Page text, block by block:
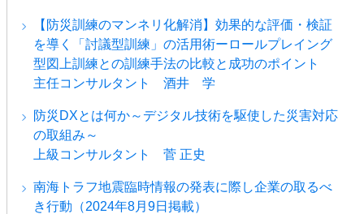
【防災訓練のマンネリ化解消】効果的な評価・検証
を導く「討議型訓練」の活用術ーロールプレイング
型図上訓練との訓練手法の比較と成功のポイント
主任コンサルタント 酒井 学
防災DXとは何か～デジタル技術を駆使した災害対応
の取組み～
上級コンサルタント 菅 正史
南海トラフ地震臨時情報の発表に際し企業の取るべ
き行動（2024年8月9日掲載）